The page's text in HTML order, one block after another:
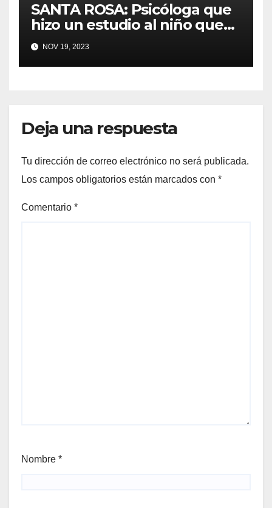
SANTA ROSA: Psicóloga que
hizo un estudio al niño que
mató a Jayden Pienta dijó
que el alumno mostró
indicios de trastorno de
NOV 19, 2023
Deja una respuesta
Tu dirección de correo electrónico no será publicada.
Los campos obligatorios están marcados con *
Comentario *
Nombre *